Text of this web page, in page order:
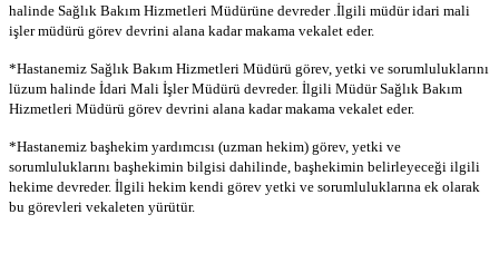
halinde Sağlık Bakım Hizmetleri Müdürüne devreder .İlgili müdür idari mali
işler müdürü görev devrini alana kadar makama vekalet eder.
*Hastanemiz Sağlık Bakım Hizmetleri Müdürü görev, yetki ve sorumluluklarını
lüzum halinde İdari Mali İşler Müdürü devreder. İlgili Müdür Sağlık Bakım
Hizmetleri Müdürü görev devrini alana kadar makama vekalet eder.
*Hastanemiz başhekim yardımcısı (uzman hekim) görev, yetki ve
sorumluluklarını başhekimin bilgisi dahilinde, başhekimin belirleyeceği ilgili
hekime devreder. İlgili hekim kendi görev yetki ve sorumluluklarına ek olarak
bu görevleri vekaleten yürütür.